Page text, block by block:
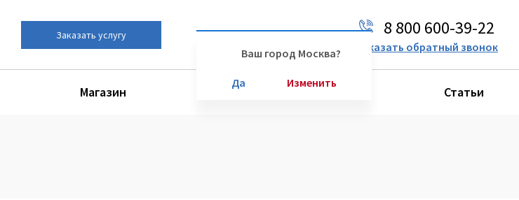
Заказать услугу
Ваш город Москва?
Да Изменить
8 800 600-39-22
Заказать обратный звонок
Магазин Производители Статьи